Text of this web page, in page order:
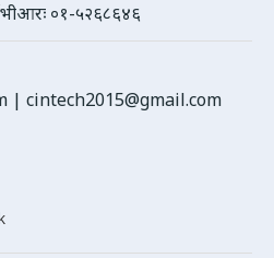
०१-५२६८६४६
| cintech2015@gmail.com